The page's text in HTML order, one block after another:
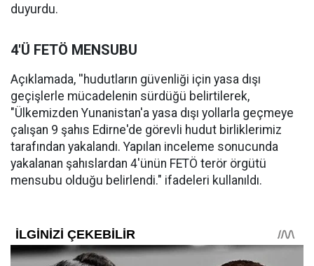
duyurdu.
4'Ü FETÖ MENSUBU
Açıklamada, ''hudutların güvenliği için yasa dışı
geçişlerle mücadelenin sürdüğü belirtilerek,
"Ülkemizden Yunanistan'a yasa dışı yollarla geçmeye
çalışan 9 şahıs Edirne'de görevli hudut birliklerimiz
tarafından yakalandı. Yapılan inceleme sonucunda
yakalanan şahıslardan 4'ünün FETÖ terör örgütü
mensubu olduğu belirlendi." ifadeleri kullanıldı.